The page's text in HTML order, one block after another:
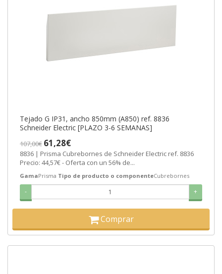
Tejado G IP31, ancho 850mm (A850) ref. 8836
Schneider Electric [PLAZO 3-6 SEMANAS]
107,00€ 61,28€
8836 | Prisma Cubrebornes de Schneider Electric ref. 8836
Precio: 44,57€ - Oferta con un 56% de...
GamaPrisma Tipo de producto o componenteCubrebornes
- +
Comprar